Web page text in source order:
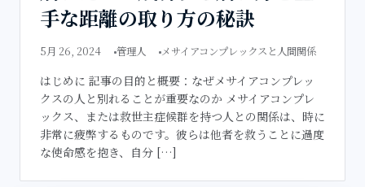
手な距離の取り方の秘訣
5月 26, 2024 管理人 メサイアコンプレックスと人間関係
はじめに 記事の目的と概要：なぜメサイアコンプレッ
クスの人と別れることが重要なのか メサイアコンプレ
ックス、または救世主症候群を持つ人との関係は、時に
非常に疲弊するものです。彼らは他者を救うことに過度
な使命感を抱き、自分 […]